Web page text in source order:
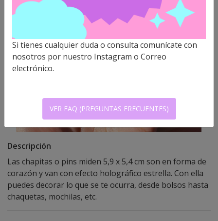
Descripción
Las chapitas o pins miden 5,9 x 5,4 cm son en forma de
corazón y van con efecto holográfico estrella. Con ella
puedes decorar lo que se te ocurra, desde bolsos hasta
chaquetas, mochilas, etc.
Si tienes cualquier duda o consulta comunícate con
nosotros por nuestro Instagram o Correo
electrónico.
VER FAQ (PREGUNTAS FRECUENTES)